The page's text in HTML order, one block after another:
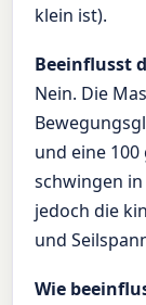
klein ist).
Beeinflusst
Nein. Die
und eine
schwingen
jedoch die
und
Wie